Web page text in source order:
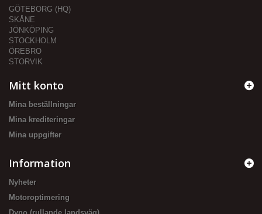
GÖTEBORG (HQ)
SKÅNE
JÖNKÖPING
STOCKHOLM
ÖREBRO
STORVIK
Mitt konto
Mina beställningar
Mina krediteringar
Mina uppgifter
Information
Nyheter
Motoroptimering